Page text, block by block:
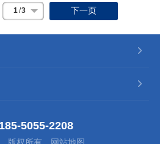
吨水处理成本76元) 现处理工
艺：不加药深度处理工艺,零
7.5435624501118567045632
回用指标
1 /3 下一页
5055-2208